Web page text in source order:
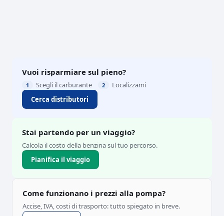
Vuoi risparmiare sul pieno?
1 Scegli il carburante 2
Localizzami
Cerca distributori
Stai partendo per un viaggio?
Calcola il costo della benzina sul tuo percorso.
Pianifica il viaggio
Come funzionano i prezzi alla pompa?
Accise, IVA, costi di trasporto: tutto spiegato in breve.